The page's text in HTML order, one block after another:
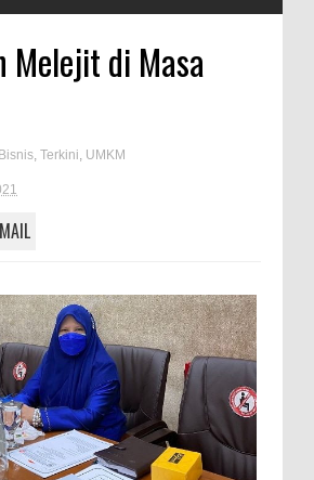
Melejit di Masa
Bisnis, Terkini, UMKM